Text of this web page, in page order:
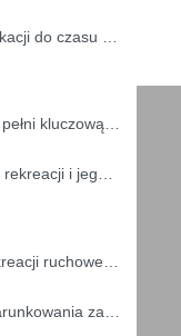
Instruktor animator rekreacji i jego rola w pracy z grupą